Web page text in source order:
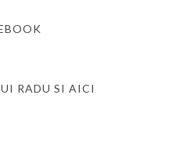
RADU SI AICI